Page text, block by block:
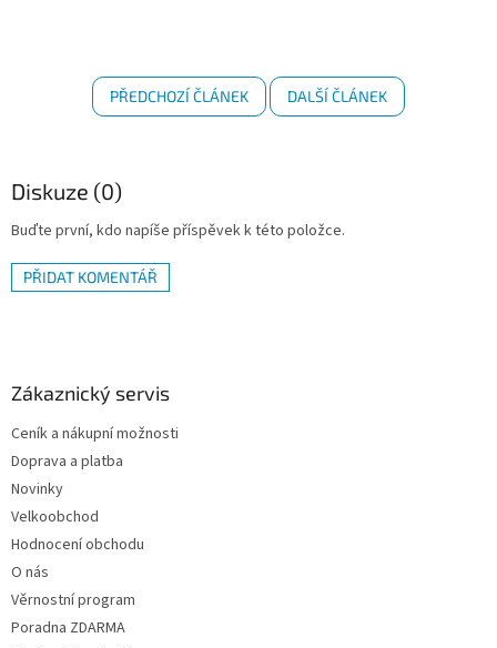
PŘEDCHOZÍ ČLÁNEK DALŠÍ ČLÁNEK
Diskuze (0)
Buďte první, kdo napíše příspěvek k této položce.
PŘIDAT KOMENTÁŘ
Zákaznický servis
Ceník a nákupní možnosti
Doprava a platba
Novinky
Velkoobchod
Hodnocení obchodu
O nás
Věrnostní program
Poradna ZDARMA